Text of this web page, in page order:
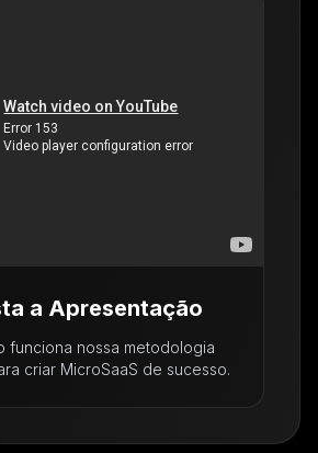
a Apresentação
funciona nossa metodologia
criar MicroSaaS de sucesso.